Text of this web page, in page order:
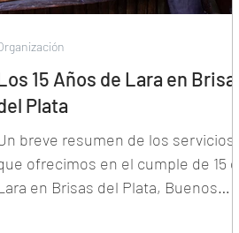
15 Años de Lara en Brisas
Plata
breve resumen de los servicios
ofrecimos en el cumple de 15 de
en Brisas del Plata, Buenos